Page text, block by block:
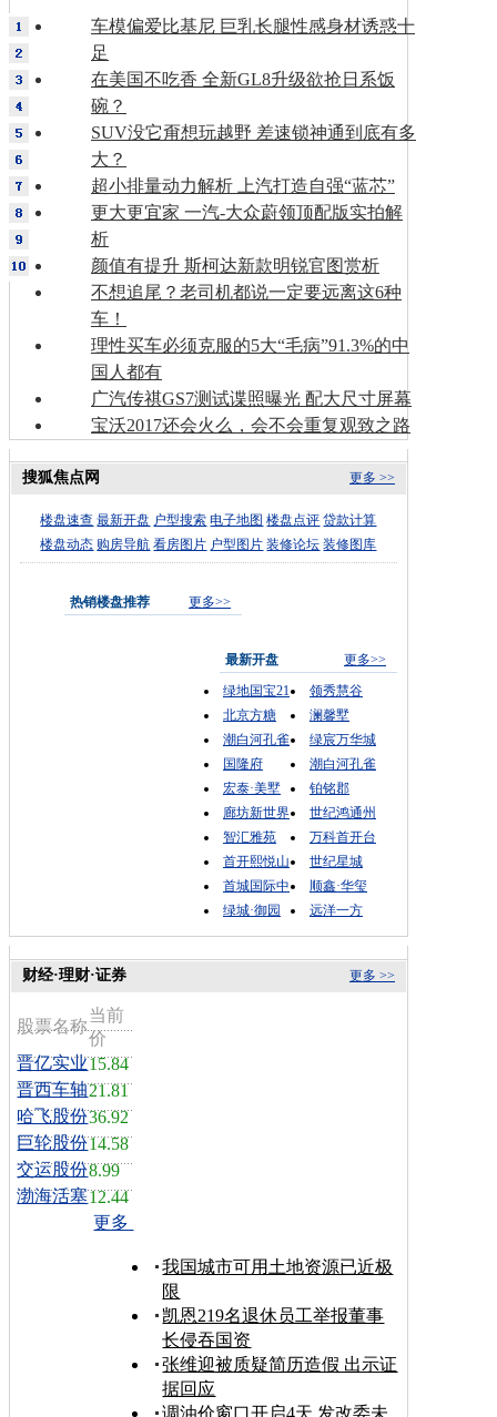
车模偏爱比基尼 巨乳长腿性感身材诱惑十
足
在美国不吃香 全新GL8升级欲抢日系饭
碗？
SUV没它甭想玩越野 差速锁神通到底有多
大？
超小排量动力解析 上汽打造自强“蓝芯”
更大更宜家 一汽-大众蔚领顶配版实拍解
析
颜值有提升 斯柯达新款明锐官图赏析
不想追尾？老司机都说一定要远离这6种
车！
理性买车必须克服的5大“毛病”91.3%的中
国人都有
广汽传祺GS7测试谍照曝光 配大尺寸屏幕
宝沃2017还会火么，会不会重复观致之路
更多 >>
搜狐焦点网
楼盘速查 最新开盘 户型搜索 电子地图 楼盘点评 贷款计算
楼盘动态 购房导航 看房图片 户型图片 装修论坛 装修图库
热销楼盘推荐 更多>>
最新开盘
更多>>
绿地国宝21
领秀慧谷
北京方糖
澜馨墅
潮白河孔雀
绿宸万华城
国隆府
潮白河孔雀
宏泰·美墅
铂铭郡
廊坊新世界
世纪鸿通州
智汇雅苑
万科首开台
首开熙悦山
世纪星城
首城国际中
顺鑫·华玺
绿城·御园
远洋一方
更多 >>
财经·理财·证券
股票名称
当前
价
晋亿实业15.84
晋西车轴21.81
哈飞股份36.92
巨轮股份14.58
交运股份8.99
渤海活塞12.44
更多
我国城市可用土地资源已近极
限
凯恩219名退休员工举报董事
长侵吞国资
张维迎被质疑简历造假 出示证
据回应